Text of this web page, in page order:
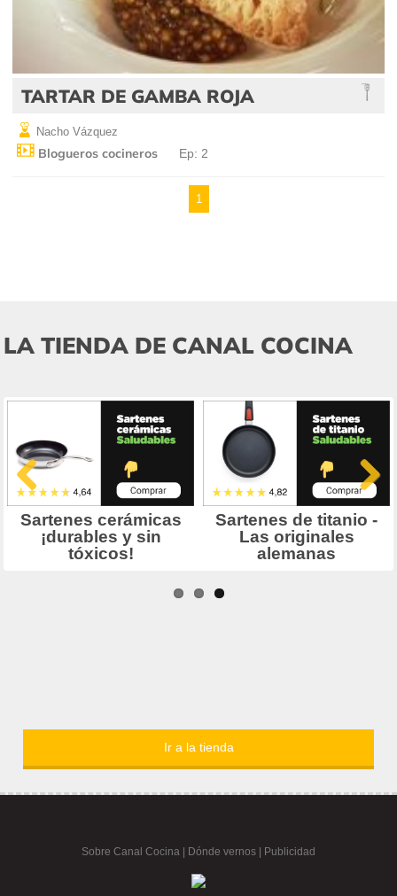
TARTAR DE GAMBA ROJA
Nacho Vázquez
Blogueros cocineros Ep: 2
1
LA TIENDA DE CANAL COCINA
Ir a la tienda
Sobre Canal Cocina Dónde vernos | Publicidad